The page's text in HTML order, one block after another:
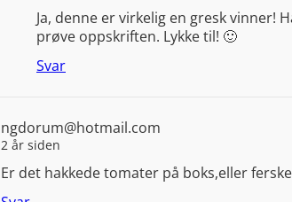
Ja, denne er virkelig en gresk vinner!
prøve oppskriften. Lykke til! 🙂
Svar
ngdorum@hotmail.com
2 år siden
Er det hakkede tomater på boks,eller